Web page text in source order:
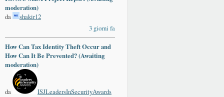
moderation)
da
shakir12
3 giorni fa
How Can Tax Identity Theft Occur and
How Can It Be Prevented? (Awaiting
moderation)
da
ISJLeadersInSecurityAwards